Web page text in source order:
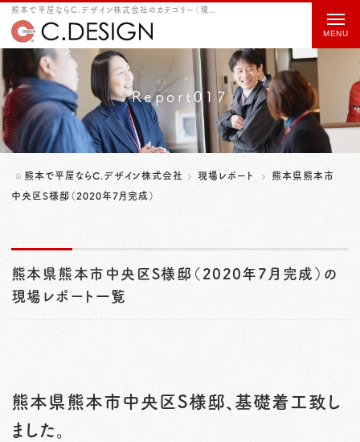
熊本で平屋ならC.デザイン株式会社のカテゴリー（現場レポート） 熊本県熊本市中央区S様邸（2020年7月完成）をご紹介
Report017
熊本で平屋ならC.デザイン株式会社 現場レポート
熊本県熊本市
中央区S様邸（2020年7月完成）
熊本県熊本市中央区S様邸（2020年7月完成）の
現場レポート一覧
熊本県熊本市中央区S様邸、基礎着工致し
ました。
t
o
g
g
l
e
g
t
n